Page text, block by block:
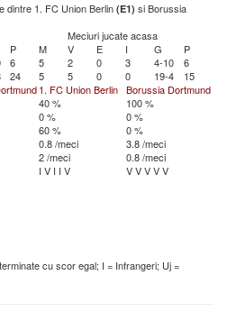
dintre 1. FC Union Berlin (E1) si Borussia
Meciuri jucate acasa
P M V E I G
P
6 5 2 0 3 4-10
6
24 5 5 0 0 19-4
15
1. FC Union Berlin Borussia Dortmund
40 %
100 %
0 %
0 %
60 %
0 %
0.8 /meci
3.8 /meci
2 /meci
0.8 /meci
I V I I V VVVVV
cu scor egal; I = Infrangeri; Uj =